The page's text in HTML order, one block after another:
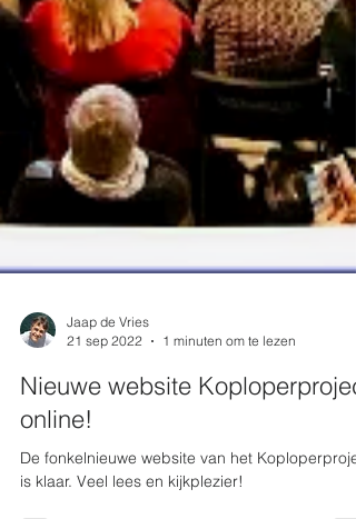
21 sep 2022
1 minuten om te lezen
Nieuwe website Koploperproject
online!